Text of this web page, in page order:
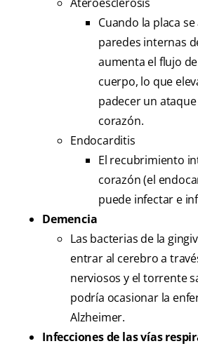
Cuando la placa
paredes internas
aumenta el flujo
cuerpo, lo que
padecer un
corazón.
Endocarditis
El recubrimiento
corazón (el
puede infectar e
Demencia
Las bacterias de la
entrar al cerebro a
nerviosos y el torrente
podría ocasionar la
Alzheimer.
Infecciones de las vías